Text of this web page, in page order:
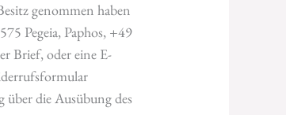
genommen haben
Pegeia, Paphos, +49
Brief, oder eine E-
über die Ausübung des